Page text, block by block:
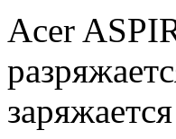
Acer
заряжается